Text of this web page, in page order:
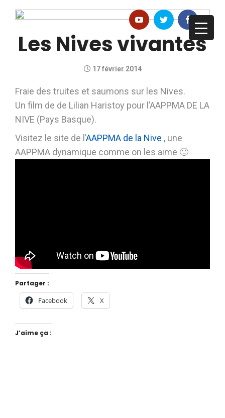
Les Nives vivantes
17 février 2014
Fraie des truites et saumons sur les Nives.
Un film de de Lilian Haristoy pour l’AAPPMA DE LA
NIVE (Pays Basque).
Visitez le site de l’AAPPMA de la Nive , une
AAPPMA dynamique comme on les aime 🙂
Partager :
Facebook X
J’aime ça :